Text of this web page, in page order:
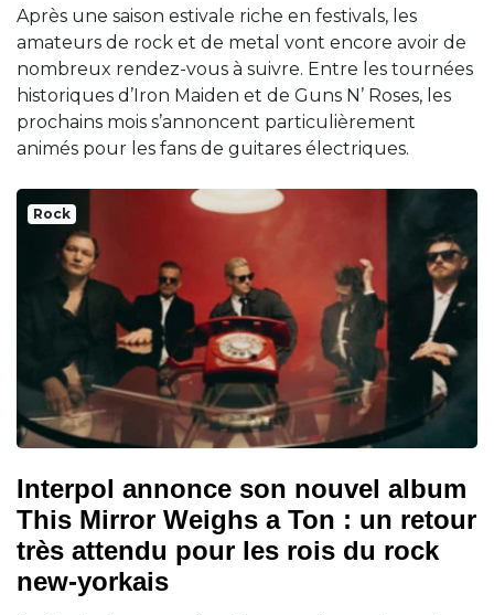
Après une saison estivale riche en festivals, les
amateurs de rock et de metal vont encore avoir de
nombreux rendez-vous à suivre. Entre les tournées
historiques d’Iron Maiden et de Guns N’ Roses, les
prochains mois s’annoncent particulièrement
animés pour les fans de guitares électriques.
Rock
Interpol annonce son nouvel album
This Mirror Weighs a Ton : un retour
très attendu pour les rois du rock
new-yorkais